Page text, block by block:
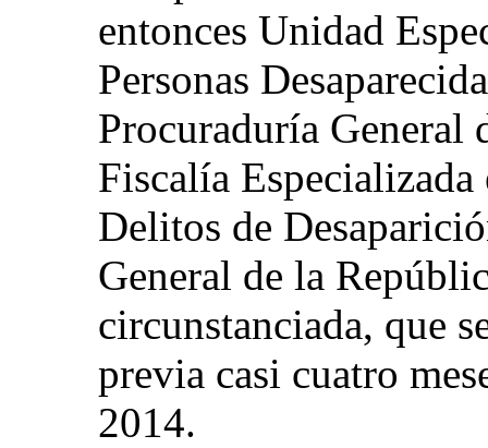
entonces Unidad
Personas
Procuraduría General
Fiscalía
Delitos de
General de la
circunstanciada, que
previa casi cuatro
2014.